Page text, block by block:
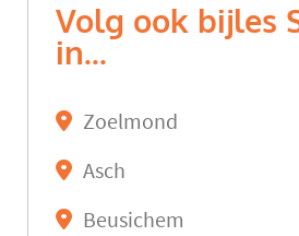
Volg ook bijles
in...
Zoelmond
Asch
Beusichem